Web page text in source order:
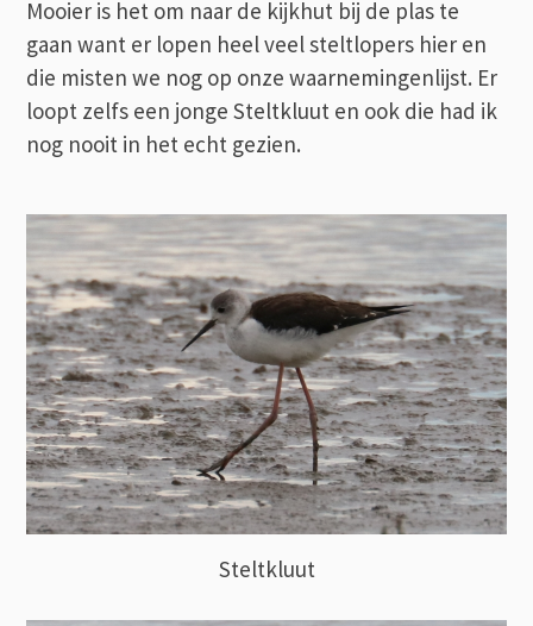
Mooier is het om naar de kijkhut bij de plas te
gaan want er lopen heel veel steltlopers hier en
die misten we nog op onze waarnemingenlijst. Er
loopt zelfs een jonge Steltkluut en ook die had ik
nog nooit in het echt gezien.
Steltkluut